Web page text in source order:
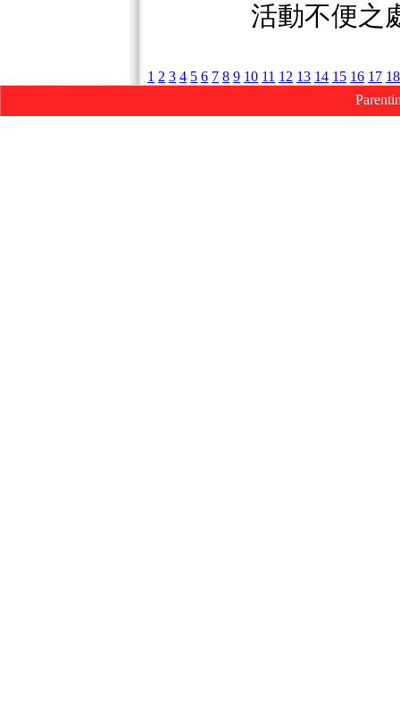
活動不便之
1 2 3 4 5 6 7 8 9 10 11 12 13 14 15 16 17 18